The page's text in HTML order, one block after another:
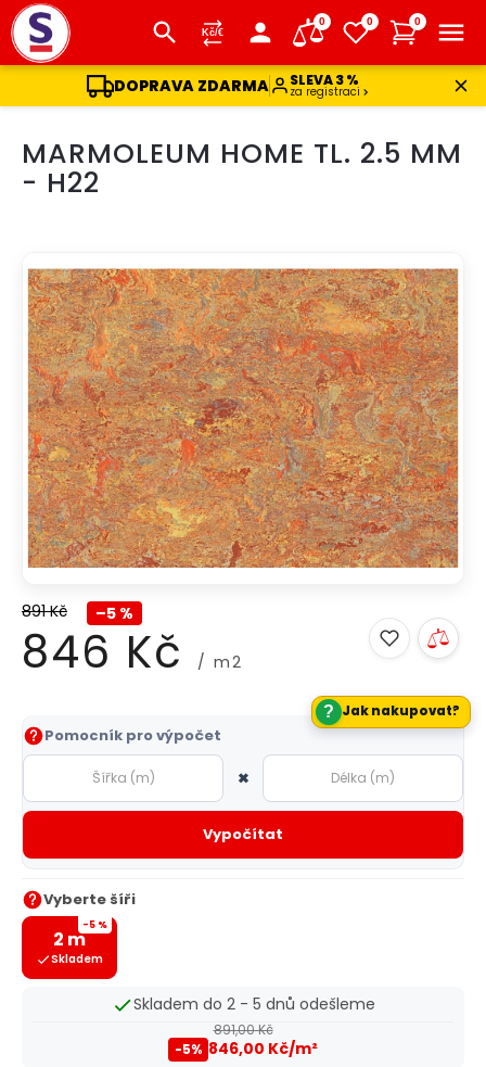
DOPRAVA ZDARMA SLEVA 3 %
za registraci
0 0 0
obsahMARMOLEUM HOME TL. 2.5 MM
- H22
891 Kč –5 %
846 Kč / m2
Měrná
cena:
Pomocník pro výpočet
×
Vypočítat
Vyberte šíři
-5 %
2 m
Skladem
Skladem do 2 - 5 dnů odešleme
891,00 Kč
-5% 846,00 Kč/m²
? Jak nakupovat?